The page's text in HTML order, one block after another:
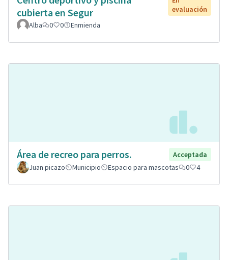
cubierta en Segur
evaluación
Alba
0 0 Enmienda
Área de recreo para perros.
Acceptada
Juan picazo
Municipio Espacio para mascotas 0 4